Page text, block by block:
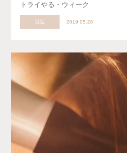
トライやる・ウィーク
日記 2019.05.28